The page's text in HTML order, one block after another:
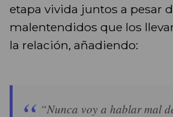
etapa vivida juntos a pesar
malentendidos que los
la relación, añadiendo:
“Nunca voy a hablar mal